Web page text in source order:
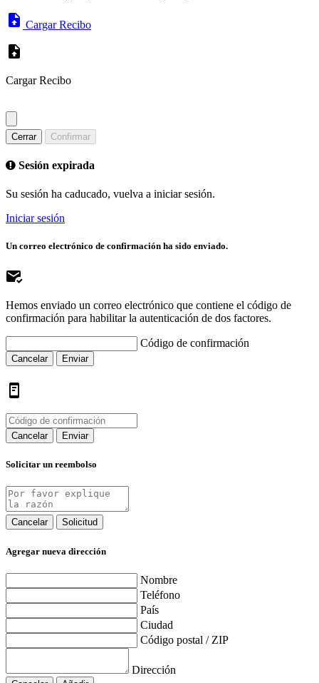
Cargar Recibo
Cargar Recibo
Cerrar Confirmar
Sesión expirada
Su sesión ha caducado, vuelva a iniciar sesión.
Iniciar sesión
Un correo electrónico de confirmación ha sido enviado.
Hemos enviado un correo electrónico que contiene el código de
confirmación para habilitar la autenticación de dos factores.
Código de confirmación
Cancelar Enviar
Cancelar Enviar
Solicitar un reembolso
Cancelar Solicitud
Agregar nueva dirección
Nombre
Teléfono
País
Ciudad
Código postal / ZIP
Dirección